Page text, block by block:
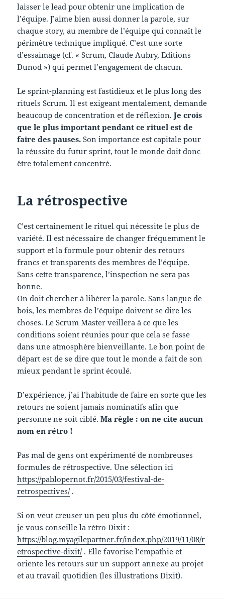
laisser le lead pour obtenir une implication de
l’équipe. J’aime bien aussi donner la parole, sur
chaque story, au membre de l’équipe qui connaît le
périmètre technique impliqué. C’est une sorte
d’essaimage (cf. « Scrum, Claude Aubry, Editions
Dunod ») qui permet l’engagement de chacun.
Le sprint-planning est fastidieux et le plus long des
rituels Scrum. Il est exigeant mentalement, demande
beaucoup de concentration et de réflexion.Je crois
que le plus important pendant ce rituel est de
faire des pauses. Son importance est capitale pour
la réussite du futur sprint, tout le monde doit donc
être totalement concentré.
La rétrospective
C’est certainement le rituel qui nécessite le plus de
variété. Il est nécessaire de changer fréquemment le
support et la formule pour obtenir des retours
francs et transparents des membres de l’équipe.
Sans cette transparence, l’inspection ne sera pas
bonne.
On doit chercher à libérer la parole. Sans langue de
bois, les membres de l’équipe doivent se dire les
choses. Le Scrum Master veillera à ce que les
conditions soient réunies pour que cela se fasse
dans une atmosphère bienveillante. Le bon point de
départ est de se dire que tout le monde a fait de son
mieux pendant le sprint écoulé.
D’expérience, j’ai l’habitude de faire en sorte que les
retours ne soient jamais nominatifs afin que
personne ne soit ciblé.Ma règle : on ne cite aucun
nom en rétro !
Pas mal de gens ont expérimenté de nombreuses
formules de rétrospective. Une sélection ici
https://pablopernot.fr/2015/03/festival-de-
retrospectives/.
Si on veut creuser un peu plus du côté émotionnel,
je vous conseille la rétro Dixit :
https://blog.myagilepartner.fr/index.php/2019/11/08/r
etrospective-dixit/. Elle favorise l’empathie et
oriente les retours sur un support annexe au projet
et au travail quotidien (les illustrations Dixit).